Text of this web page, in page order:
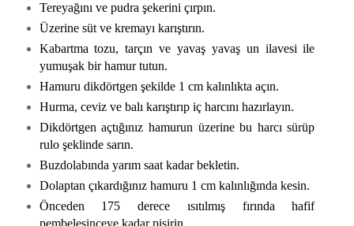
Tereyağını ve pudra şekerini çırpın.
Üzerine süt ve kremayı karıştırın.
Kabartma tozu, tarçın ve yavaş yavaş un ilavesi ile
yumuşak bir hamur tutun.
Hamuru dikdörtgen şekilde 1 cm kalınlıkta açın.
Hurma, ceviz ve balı karıştırıp iç harcını hazırlayın.
Dikdörtgen açtığınız hamurun üzerine bu harcı sürüp
rulo şeklinde sarın.
Buzdolabında yarım saat kadar bekletin.
Dolaptan çıkardığınız hamuru 1 cm kalınlığında kesin.
Önceden 175 derece ısıtılmış fırında hafif
pembeleşinceye kadar pişirin.